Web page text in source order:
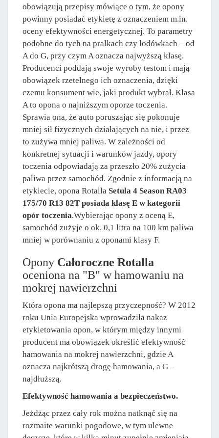
obowiązują przepisy mówiące o tym, że opony
powinny posiadać etykietę z oznaczeniem m.in.
oceny efektywności energetycznej. To parametry
podobne do tych na pralkach czy lodówkach – od
A do G, przy czym A oznacza najwyższą klasę.
Producenci poddają swoje wyroby testom i mają
obowiązek rzetelnego ich oznaczenia, dzięki
czemu konsument wie, jaki produkt wybrał. Klasa
A to opona o najniższym oporze toczenia.
Sprawia ona, że auto poruszając się pokonuje
mniej sił fizycznych działających na nie, i przez
to zużywa mniej paliwa. W zależności od
konkretnej sytuacji i warunków jazdy, opory
toczenia odpowiadają za przeszło 20% zużycia
paliwa przez samochód. Zgodnie z informacją na
etykiecie, opona Rotalla Setula 4 Season RA03
175/70 R13 82T posiada klasę E w kategorii
opór toczenia.Wybierając opony z oceną E,
samochód zużyje o ok. 0,1 litra na 100 km paliwa
mniej w porównaniu z oponami klasy F.
Opony Całoroczne Rotalla
oceniona na "B" w hamowaniu na
mokrej nawierzchni
Która opona ma najlepszą przyczepność? W 2012
roku Unia Europejska wprowadziła nakaz
etykietowania opon, w którym między innymi
producent ma obowiązek określić efektywność
hamowania na mokrej nawierzchni, gdzie A
oznacza najkrótszą drogę hamowania, a G –
najdłuższą.
Efektywność hamowania a bezpieczeństwo.
Jeżdżąc przez cały rok można natknąć się na
rozmaite warunki pogodowe, w tym ulewne